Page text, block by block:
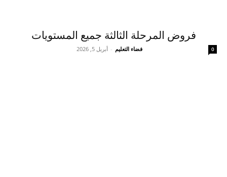
فروض المرحلة الثالثة جميع المستويات
فضاء التعليم - أبريل 5, 2026 0